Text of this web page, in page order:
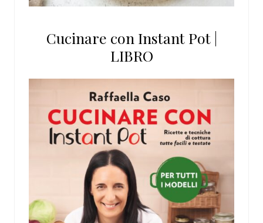
Cucinare con Instant Pot |
LIBRO